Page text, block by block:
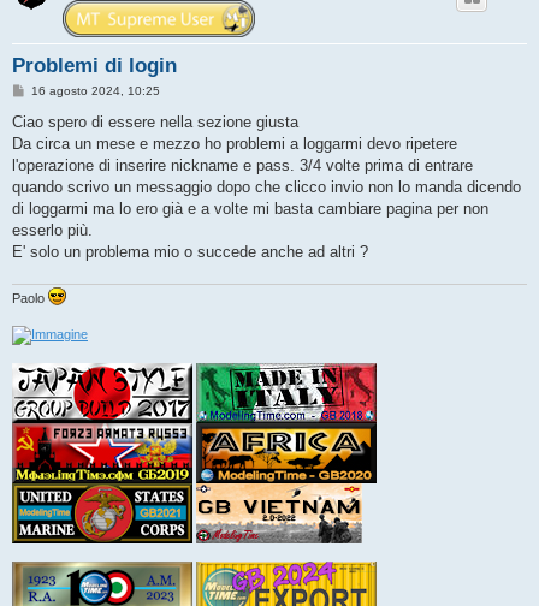
Problemi di login
M
s
a
g
g
i
o
16 agosto 2024, 10:25
Ciao spero di essere nella sezione giusta
Da circa un mese e mezzo ho problemi a loggarmi devo ripetere
l'operazione di inserire nickname e pass. 3/4 volte prima di entrare
quando scrivo un messaggio dopo che clicco invio non lo manda dicendo
di loggarmi ma lo ero già e a volte mi basta cambiare pagina per non
esserlo più.
E' solo un problema mio o succede anche ad altri ?
Paolo